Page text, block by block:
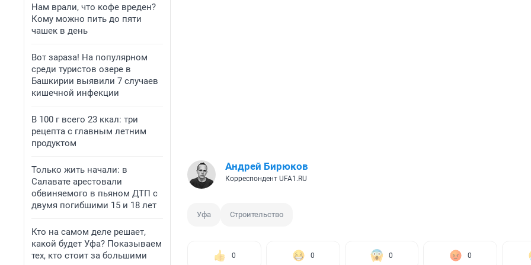
Нам врали, что кофе вреден?
Кому можно пить до пяти
чашек в день
Вот зараза! На популярном
среди туристов озере в
Башкирии выявили 7 случаев
кишечной инфекции
В 100 г всего 23 ккал: три
рецепта с главным летним
продуктом
Только жить начали: в
Салавате арестовали
обвиняемого в пьяном ДТП с
двумя погибшими 15 и 18 лет
Кто на самом деле решает,
какой будет Уфа? Показываем
тех, кто стоит за большими
Андрей Бирюков
Корреспондент UFA1.RU
Уфа Строительство
0 0 0 0